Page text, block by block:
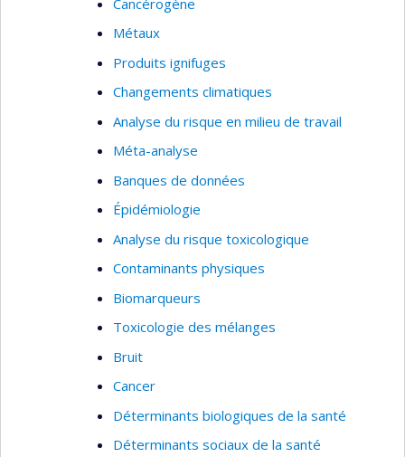
Métaux
Produits ignifuges
Changements climatiques
Analyse du risque en milieu de travail
Méta-analyse
Banques de données
Épidémiologie
Analyse du risque toxicologique
Contaminants physiques
Biomarqueurs
Toxicologie des mélanges
Bruit
Cancer
Déterminants biologiques de la santé
Déterminants sociaux de la santé